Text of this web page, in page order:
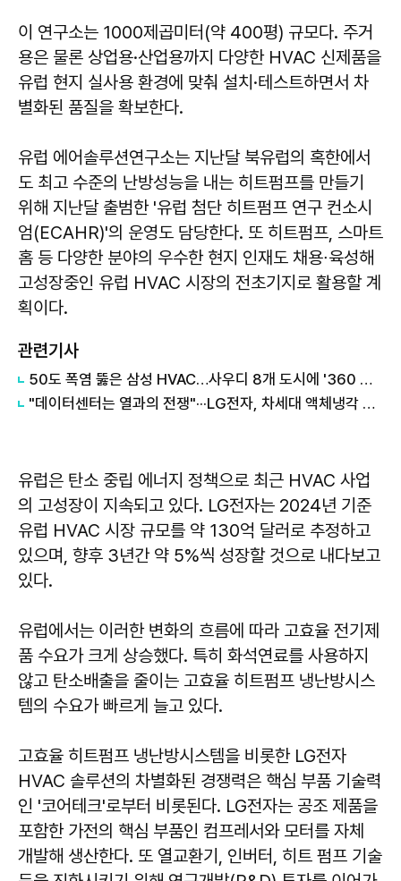
이 연구소는 1000제곱미터(약 400평) 규모다. 주거
용은 물론 상업용·산업용까지 다양한 HVAC 신제품을
유럽 현지 실사용 환경에 맞춰 설치·테스트하면서 차
별화된 품질을 확보한다.
유럽 에어솔루션연구소는 지난달 북유럽의 혹한에서
도 최고 수준의 난방성능을 내는 히트펌프를 만들기
위해 지난달 출범한 '유럽 첨단 히트펌프 연구 컨소시
엄(ECAHR)'의 운영도 담당한다. 또 히트펌프, 스마트
홈 등 다양한 분야의 우수한 현지 인재도 채용∙육성해
고성장중인 유럽 HVAC 시장의 전초기지로 활용할 계
획이다.
관련기사
50도 폭염 뚫은 삼성 HVAC…사우디 8개 도시에 '360 카세트' 공급
"데이터센터는 열과의 전쟁"···LG전자, 차세대 액체냉각 기술로 북미 공략
유럽은 탄소 중립 에너지 정책으로 최근 HVAC 사업
의 고성장이 지속되고 있다. LG전자는 2024년 기준
유럽 HVAC 시장 규모를 약 130억 달러로 추정하고
있으며, 향후 3년간 약 5%씩 성장할 것으로 내다보고
있다.
유럽에서는 이러한 변화의 흐름에 따라 고효율 전기제
품 수요가 크게 상승했다. 특히 화석연료를 사용하지
않고 탄소배출을 줄이는 고효율 히트펌프 냉난방시스
템의 수요가 빠르게 늘고 있다.
고효율 히트펌프 냉난방시스템을 비롯한 LG전자
HVAC 솔루션의 차별화된 경쟁력은 핵심 부품 기술력
인 '코어테크'로부터 비롯된다. LG전자는 공조 제품을
포함한 가전의 핵심 부품인 컴프레서와 모터를 자체
개발해 생산한다. 또 열교환기, 인버터, 히트 펌프 기술